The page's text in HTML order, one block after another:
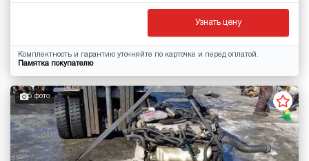
Узнать цену
Комплектность и гарантию уточняйте по карточке и перед оплатой.
Памятка покупателю
5 фото